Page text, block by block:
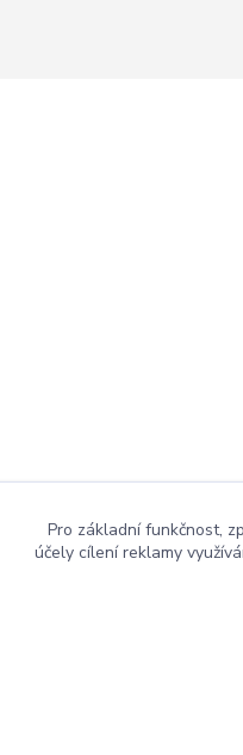
Pro základní funkčnost,
účely cílení reklamy